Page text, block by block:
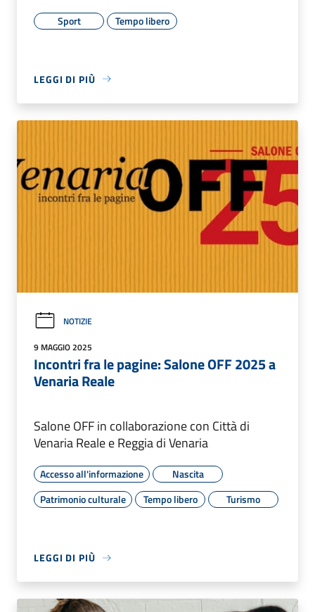
Sport Tempo libero
LEGGI DI PIÙ
NOTIZIE
9 MAGGIO 2025
Incontri fra le pagine: Salone OFF 2025 a
Venaria Reale
Salone OFF in collaborazione con Città di
Venaria Reale e Reggia di Venaria
Accesso all'informazione
Nascita
Patrimonio culturale
Tempo libero Turismo
LEGGI DI PIÙ